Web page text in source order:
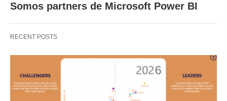
Somos partners de Microsoft Power BI
RECENT POSTS